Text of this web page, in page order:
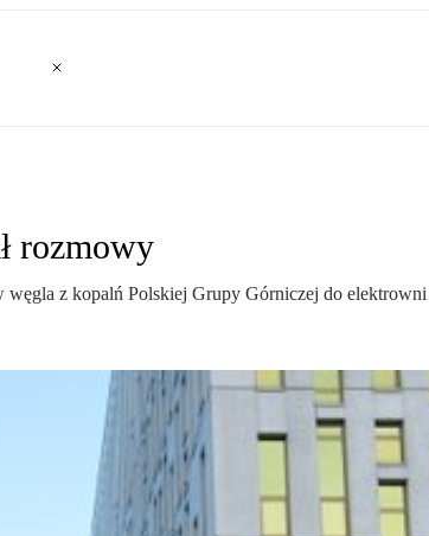
rozmowy
z kopalń Polskiej Grupy Górniczej do